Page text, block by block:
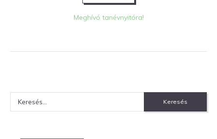
Meghívó tanévnyitóra!
Keresés: